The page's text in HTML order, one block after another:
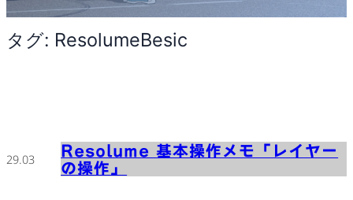
タグ: ResolumeBesic
29.03
Resolume 基本操作メモ「レイヤー
の操作」